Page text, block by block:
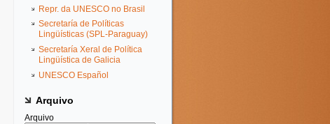
Repr. da UNESCO no Brasil
Secretaría de Políticas
Lingüísticas (SPL-Paraguay)
Secretaría Xeral de Política
Lingüística de Galicia
UNESCO Español
Arquivo
Arquivo